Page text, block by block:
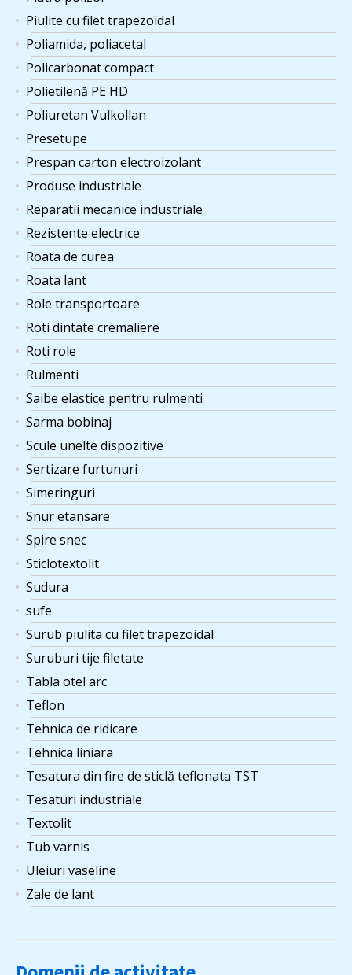
Piulite cu filet trapezoidal
Poliamida, poliacetal
Policarbonat compact
Polietilenă PE HD
Poliuretan Vulkollan
Presetupe
Prespan carton electroizolant
Produse industriale
Reparatii mecanice industriale
Rezistente electrice
Roata de curea
Roata lant
Role transportoare
Roti dintate cremaliere
Roti role
Rulmenti
Saibe elastice pentru rulmenti
Sarma bobinaj
Scule unelte dispozitive
Sertizare furtunuri
Simeringuri
Snur etansare
Spire snec
Sticlotextolit
Sudura
sufe
Surub piulita cu filet trapezoidal
Suruburi tije filetate
Tabla otel arc
Teflon
Tehnica de ridicare
Tehnica liniara
Tesatura din fire de sticlă teflonata TST
Tesaturi industriale
Textolit
Tub varnis
Uleiuri vaseline
Zale de lant